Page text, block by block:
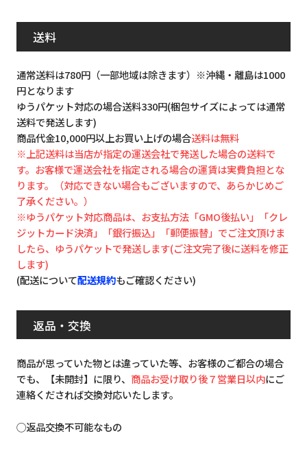
送料
通常送料は780円（一部地域は除きます）※沖縄・離島は1000
円となります
ゆうパケット対応の場合送料330円(梱包サイズによっては通常
送料で発送します)
商品代金10,000円以上お買い上げの場合送料は無料
※上記送料は当店が指定の運送会社で発送した場合の送料で
す。お客様で運送会社を指定される場合の運賃は実費負担とな
ります。（対応できない場合もございますので、あらかじめご
了承ください。）
※ゆうパケット対応商品は、お支払方法「GMO後払い」「クレ
ジットカード決済」「銀行振込」「郵便振替」でご注文頂けま
したら、ゆうパケットで発送します(ご注文完了後に送料を修正
します)
(配送について配送規約もご確認ください)
返品・交換
商品が思っていた物とは違っていた等、お客様のご都合の場合
でも、【未開封】に限り、 商品お受け取り後７営業日以内にご
連絡くだされば交換対応いたします。
◯返品交換不可能なもの